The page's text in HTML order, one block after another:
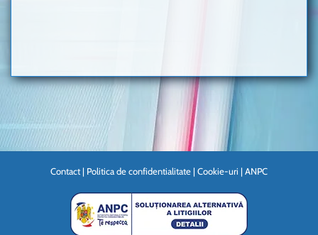
Contact | Politica de confidentialitate | Cookie-uri | ANPC